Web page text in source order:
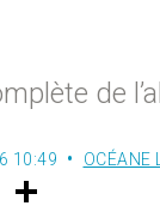
de
10:49 OCÉANE
w